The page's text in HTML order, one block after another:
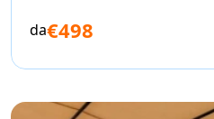
da€498